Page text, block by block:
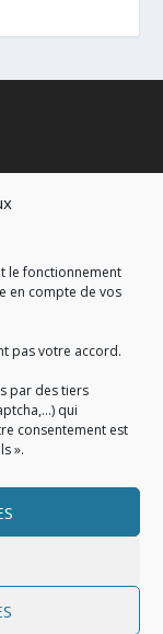
le fonctionnement
en compte de vos
pas votre accord.
par des tiers
qui
consentement est
».